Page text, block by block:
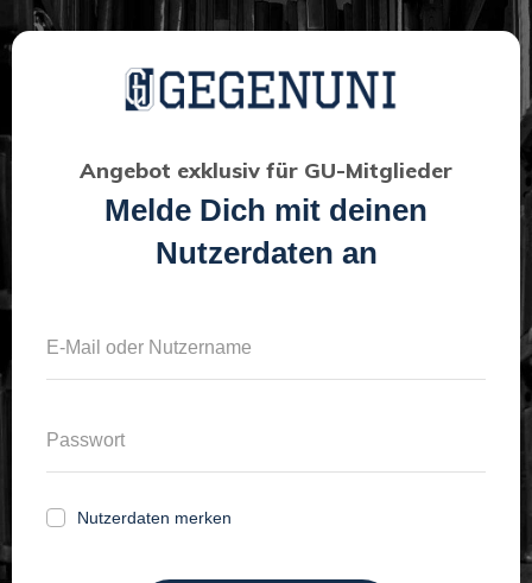
Angebot exklusiv für GU-Mitglieder
Melde Dich mit deinen
Nutzerdaten an
Nutzerdaten merken